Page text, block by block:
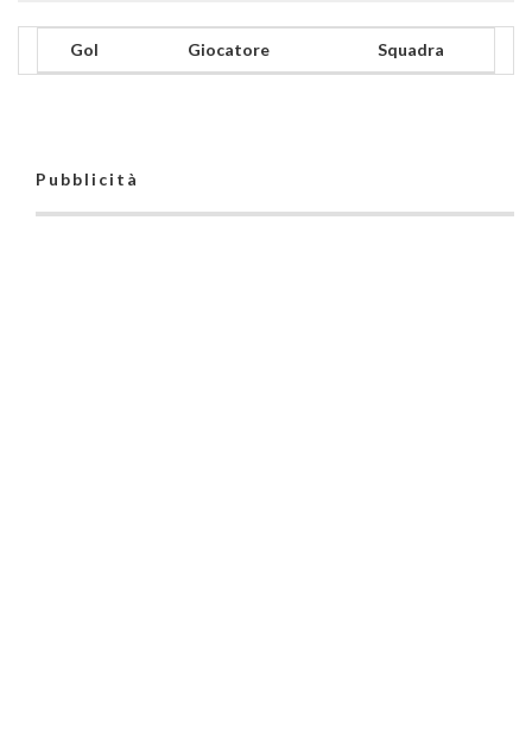
Gol Giocatore Squadra
Pubblicità